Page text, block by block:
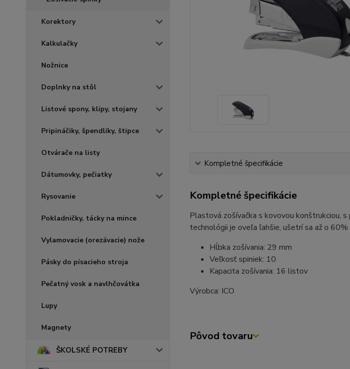
Korektory
Kalkulačky
Nožnice
Doplnky na stôl
Listové spony, klipy, stojany
Pripináčiky, špendlíky, štipce
Otvárače na listy
Dátumovky, pečiatky
Rysovanie
Pokladničky, tácky na mince
Vylamovacie (orezávacie) nože
Pásky do písacieho stroja
Pečatný vosk a navlhčovátka
Lupy
Magnety
ŠKOLSKÉ POTREBY
Kompletné špecifikácie
Kompletné špecifikácie
Plastová zošívačka s kovovou konštrukciou,
technológii je oveľa ľahšie, ušetrí sa až o
Hĺbka zošívania: 29 mm
Veľkosť spiniek: 10
Kapacita zošívania: 16 listov
Výrobca: ICO
Pôvod tovaru